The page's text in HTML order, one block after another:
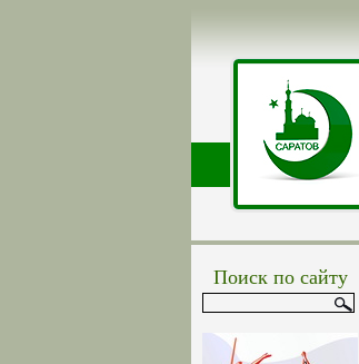
Поиск по сайту